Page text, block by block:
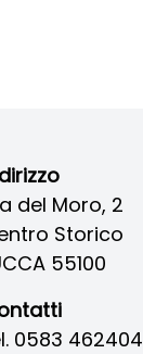
del Moro, 2
Storico
55100
0583 462404